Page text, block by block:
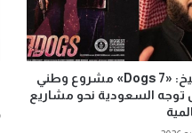
تركي آل الشيخ: «7 Dogs» مشروع وطني
السعودية نحو مشاريع